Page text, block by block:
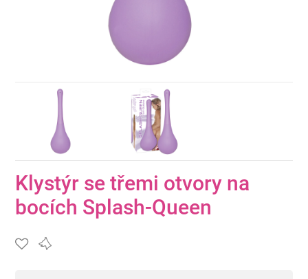
Klystýr se třemi otvory na
bocích Splash-Queen